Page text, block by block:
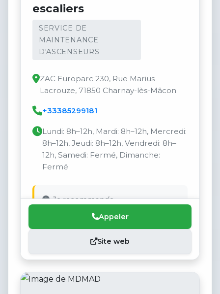
escaliers
SERVICE DE
MAINTENANCE
D'ASCENSEURS
ZAC Europarc 230, Rue Marius
Lacrouze, 71850 Charnay-lès-Mâcon
+33385299181
Lundi: 8h–12h, Mardi: 8h–12h, Mercredi:
8h–12h, Jeudi: 8h–12h, Vendredi: 8h–
12h, Samedi: Fermé, Dimanche:
Fermé
Je recommande
Appeler
Site web